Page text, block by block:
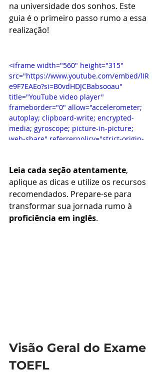
na universidade dos sonhos. Este
guia é o primeiro passo rumo a essa
realização!
<iframe width="560" height="315"
src="https://www.youtube.com/embed/lIR
e9F7EAEo?si=B0vdHDJCBabsooau"
title="YouTube video player"
frameborder="0" allow="accelerometer;
autoplay; clipboard-write; encrypted-
media; gyroscope; picture-in-picture;
web-share" referrerpolicy="strict-origin-
Leia cada seção atentamente,
aplique as dicas e utilize os recursos
recomendados. Prepare-se para
transformar sua jornada rumo à
proficiência em inglês.
Visão Geral do Exame
TOEFL